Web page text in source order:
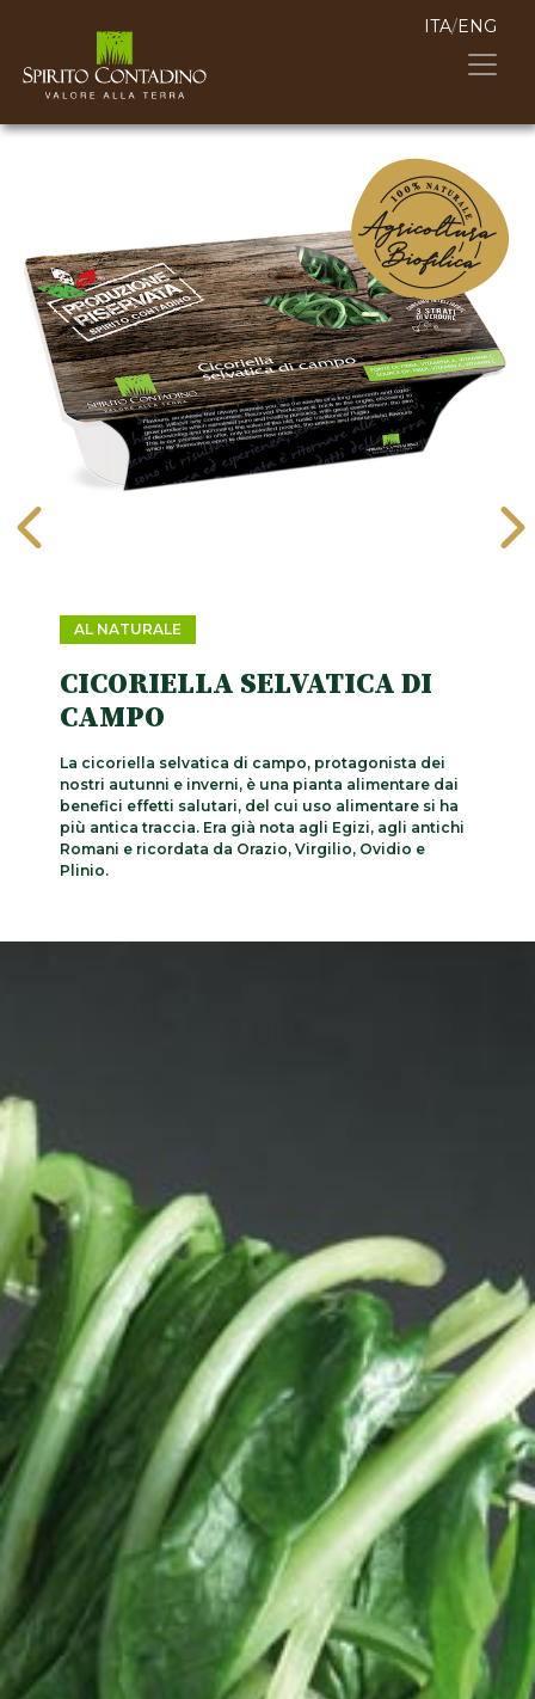
ITA/ENG
AL NATURALE
CICORIELLA SELVATICA DI
CAMPO
La cicoriella selvatica di campo, protagonista dei
nostri autunni e inverni, è una pianta alimentare dai
benefici effetti salutari, del cui uso alimentare si ha
più antica traccia. Era già nota agli Egizi, agli antichi
Romani e ricordata da Orazio, Virgilio, Ovidio e
Plinio.